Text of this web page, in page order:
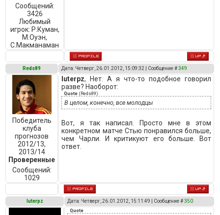
Сообщений:
3426
Любимый
игрок: Р.Куман,
М.Оуэн,
C.Макманаман
Reds89 Дата: Четверг, 26.01.2012, 15:09:32 | Сообщение #349
Победитель
клуба
прогнозов
2012/13,
2013/14
Проверенные
Сообщений:
1029
luterpz, Нет. А я что-то подобное говорил
разве? Наоборот:
Quote (Reds89)
В целом, конечно, все молодцы
Вот, я так написал. Просто мне в этом
конкретном матче Стью понравился больше,
чем Чарли. И критикуют его больше. Вот
ответ.
luterpz Дата: Четверг, 26.01.2012, 15:11:49 | Сообщение #350
Quote